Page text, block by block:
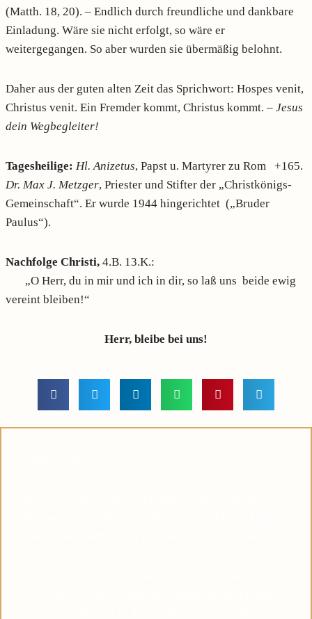
(Matth. 18, 20). – Endlich durch freundliche und dankbare
Einladung. Wäre sie nicht erfolgt, so wäre er
weitergegangen. So aber wurden sie übermäßig belohnt.
Daher aus der guten alten Zeit das Sprichwort: Hospes venit,
Christus venit. Ein Fremder kommt, Christus kommt. – Jesus
dein Wegbegleiter!
Tagesheilige: Hl. Anizetus, Papst u. Martyrer zu Rom +165.
Dr. Max J. Metzger, Priester und Stifter der „Christkönigs-
Gemeinschaft“. Er wurde 1944 hingerichtet („Bruder
Paulus“).
Nachfolge Christi, 4.B. 13.K.:
„O Herr, du in mir und ich in dir, so laß uns beide ewig
vereint bleiben!“
Herr, bleibe bei uns!